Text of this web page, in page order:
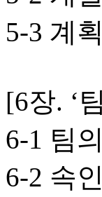
5-3 계
[6장. ‘
6-1 팀
6-2 속